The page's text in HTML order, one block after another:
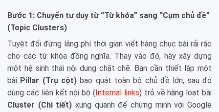
Bước 1: Chuyển tư duy từ “Từ khóa” sang “Cụm chủ đề”
(Topic Clusters)
Tuyệt đối đừng lãng phí thời gian viết hàng chục bài rải rác
cho các từ khóa đồng nghĩa. Thay vào đó, hãy xây dựng
một hệ sinh thái nội dung chặt chẽ. Bạn cần thiết lập một
bài Pillar (Trụ cột) bao quát toàn bộ chủ đề lớn, sau đó
dùng các liên kết nội bộ ( Internal links) trỏ về hàng loạt bài
Cluster (Chi tiết) xung quanh để chứng minh với Google